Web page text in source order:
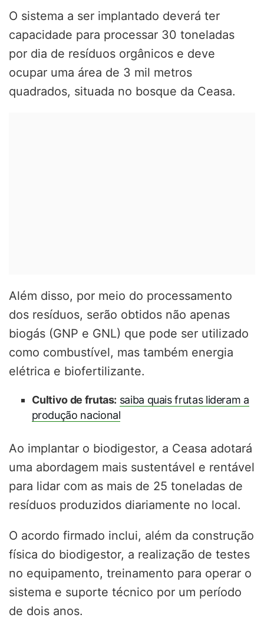
O sistema a ser implantado deverá ter
capacidade para processar 30 toneladas
por dia de resíduos orgânicos e deve
ocupar uma área de 3 mil metros
quadrados, situada no bosque da Ceasa.
Além disso, por meio do processamento
dos resíduos, serão obtidos não apenas
biogás (GNP e GNL) que pode ser utilizado
como combustível, mas também energia
elétrica e biofertilizante.
Cultivo de frutas: saiba quais frutas lideram a
produção nacional
Ao implantar o biodigestor, a Ceasa adotará
uma abordagem mais sustentável e rentável
para lidar com as mais de 25 toneladas de
resíduos produzidos diariamente no local.
O acordo firmado inclui, além da construção
física do biodigestor, a realização de testes
no equipamento, treinamento para operar o
sistema e suporte técnico por um período
de dois anos.